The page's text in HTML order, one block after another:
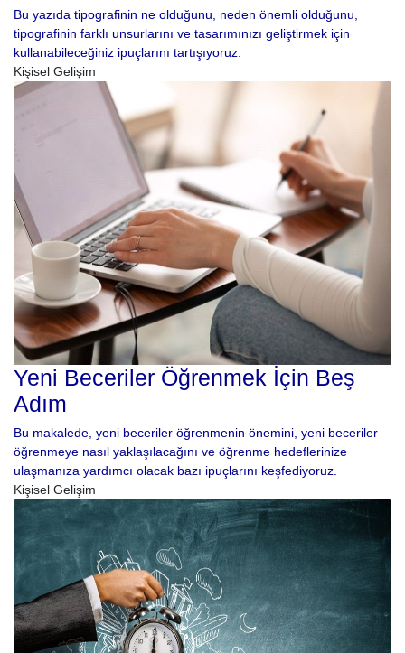
Bu yazıda tipografinin ne olduğunu, neden önemli olduğunu,
tipografinin farklı unsurlarını ve tasarımınızı geliştirmek için
kullanabileceğiniz ipuçlarını tartışıyoruz.
Kişisel Gelişim
Yeni Beceriler Öğrenmek İçin Beş
Adım
Bu makalede, yeni beceriler öğrenmenin önemini, yeni beceriler
öğrenmeye nasıl yaklaşılacağını ve öğrenme hedeflerinize
ulaşmanıza yardımcı olacak bazı ipuçlarını keşfediyoruz.
Kişisel Gelişim